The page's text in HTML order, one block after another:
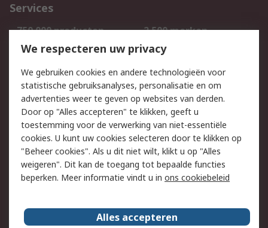
Services
750.000 producten
2.500 merken
Bestellen
Inkoopoplossingen
Track & Trace
Wettelijk
Cookiebeleid
Email veiligheid
Privacybeleid
Websitevoorwaarden
Algemene
verkoopvoorwaarden
Over RS
We respecteren uw privacy
We gebruiken cookies en andere technologieën voor
statistische gebruiksanalyses, personalisatie en om
advertenties weer te geven op websites van derden.
Door op "Alles accepteren" te klikken, geeft u
toestemming voor de verwerking van niet-essentiële
cookies. U kunt uw cookies selecteren door te klikken op
"Beheer cookies". Als u dit niet wilt, klikt u op "Alles
weigeren". Dit kan de toegang tot bepaalde functies
beperken. Meer informatie vindt u in ons cookiebeleid
Alles accepteren